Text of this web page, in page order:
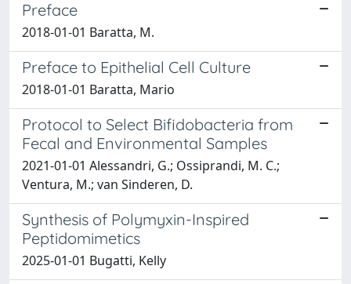
Preface
2018-01-01 Baratta, M.
Preface to Epithelial Cell Culture
2018-01-01 Baratta, Mario
Protocol to Select Bifidobacteria from
Fecal and Environmental Samples
2021-01-01 Alessandri, G.; Ossiprandi, M. C.;
Ventura, M.; van Sinderen, D.
Synthesis of Polymyxin-Inspired
Peptidomimetics
2025-01-01 Bugatti, Kelly